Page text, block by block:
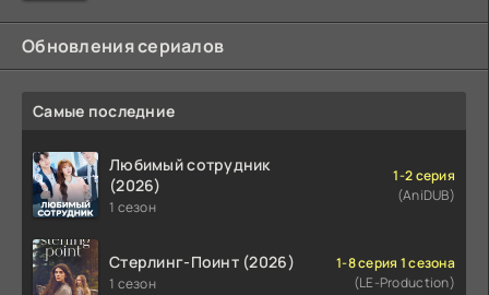
Обновления сериалов
Самые последние
Любимый сотрудник
(2026)
1 сезон
1-2 серия
(AniDUB)
Стерлинг-Поинт (2026)
1 сезон
1-8 серия 1 сезона
(LE-Production)